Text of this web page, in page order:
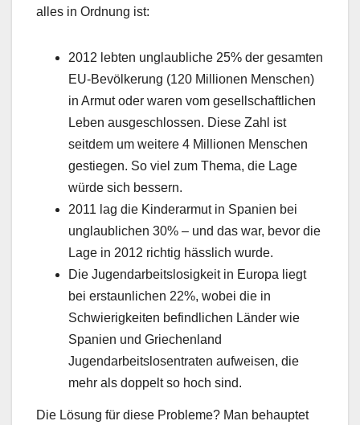
alles in Ordnung ist:
2012 lebten unglaubliche 25% der gesamten
EU-Bevölkerung (120 Millionen Menschen)
in Armut oder waren vom gesellschaftlichen
Leben ausgeschlossen. Diese Zahl ist
seitdem um weitere 4 Millionen Menschen
gestiegen. So viel zum Thema, die Lage
würde sich bessern.
2011 lag die Kinderarmut in Spanien bei
unglaublichen 30% – und das war, bevor die
Lage in 2012 richtig hässlich wurde.
Die Jugendarbeitslosigkeit in Europa liegt
bei erstaunlichen 22%, wobei die in
Schwierigkeiten befindlichen Länder wie
Spanien und Griechenland
Jugendarbeitslosentraten aufweisen, die
mehr als doppelt so hoch sind.
Die Lösung für diese Probleme? Man behauptet